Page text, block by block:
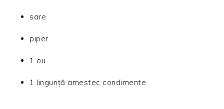
sare
piper
1 ou
1 linguriță amestec condimente